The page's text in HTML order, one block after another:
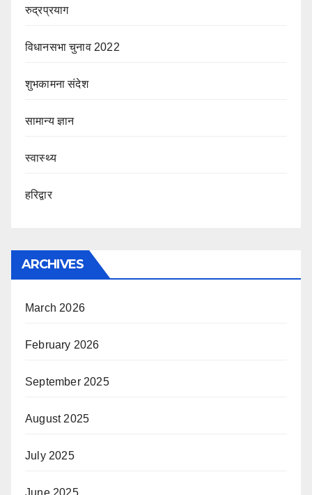
रुद्रप्रयाग
विधानसभा चुनाव 2022
शुभकामना संदेश
सामान्य ज्ञान
स्वास्थ्य
हरिद्वार
ARCHIVES
March 2026
February 2026
September 2025
August 2025
July 2025
June 2025